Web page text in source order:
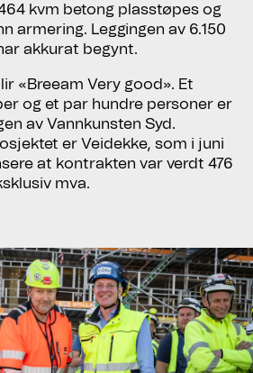
kvm betong plasstøpes og
armering. Leggingen av 6.150
akkurat begynt.
«Breeam Very good». Et
og et par hundre personer er
av Vannkunsten Syd.
er Veidekke, som i juni
at kontrakten var verdt 476
mva.